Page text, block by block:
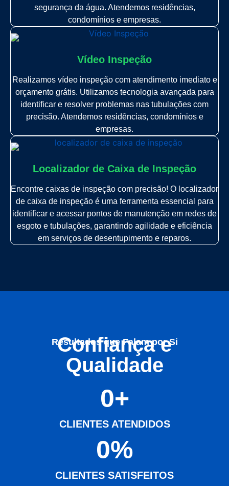
segurança da água. Atendemos residências,
condomínios e empresas.
Vídeo Inspeção
Realizamos vídeo inspeção com atendimento imediato e
orçamento grátis. Utilizamos tecnologia avançada para
identificar e resolver problemas nas tubulações com
precisão. Atendemos residências, condomínios e
empresas.
Localizador de Caixa de Inspeção
Encontre caixas de inspeção com precisão! O localizador
de caixa de inspeção é uma ferramenta essencial para
identificar e acessar pontos de manutenção em redes de
esgoto e tubulações, garantindo agilidade e eficiência
em serviços de desentupimento e reparos.
Resultados que Falam por Si
Confiança e
Qualidade
CLIENTES ATENDIDOS
0+
CLIENTES SATISFEITOS
0%